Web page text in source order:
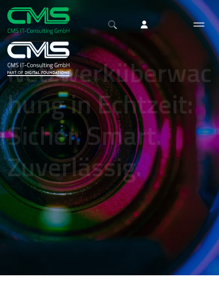
Netzwerküberwac
hung in Echtzeit:
Sicher. Smart.
Zuverlässig.